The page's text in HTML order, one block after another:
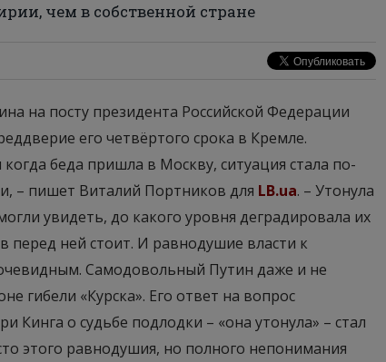
чем в собственной стране
на посту президента Российской Федерации
его четвёртого срока в Кремле.
беда пришла в Москву, ситуация стала по-
– пишет Виталий Портников для LB.ua. – Утонула
увидеть, до какого уровня деградировала их
перед ней стоит. И равнодушие власти к
Самодовольный Путин даже и не
гибели «Курска». Его ответ на вопрос
Кинга о судьбе подлодки – «она утонула» – стал
этого равнодушия, но полного непонимания